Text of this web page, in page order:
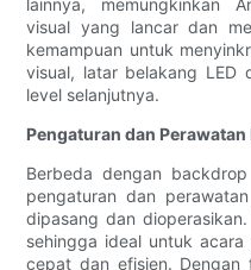
lainnya, memungkinkan
visual yang lancar dan
kemampuan untuk
visual, latar belakang LED
level selanjutnya.
Pengaturan dan Perawatan
Berbeda dengan
pengaturan dan
dipasang dan
sehingga ideal untuk
cepat dan efisien.